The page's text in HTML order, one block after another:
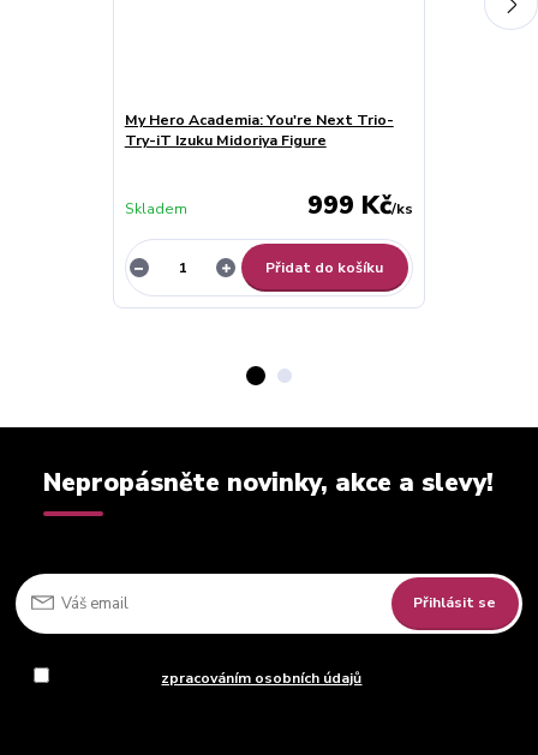
My Hero Academia: You're Next Trio-
Try-iT Izuku Midoriya Figure
999 Kč/ks
Skladem
Přidat do košíku
Nepropásněte novinky, akce a slevy!
Přihlásit se
zpracováním osobních údajů